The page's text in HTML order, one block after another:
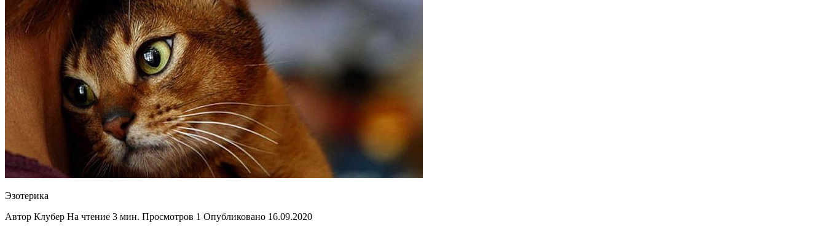
Эзотерика
Автор Клубер На чтение 3 мин. Просмотров 1 Опубликовано 16.09.2020